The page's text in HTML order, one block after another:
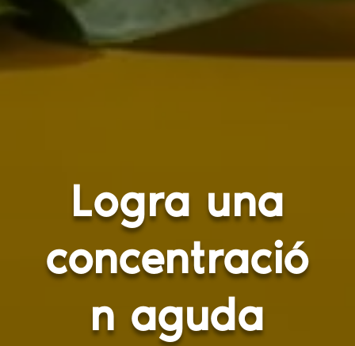
Logra una
concentració
n aguda